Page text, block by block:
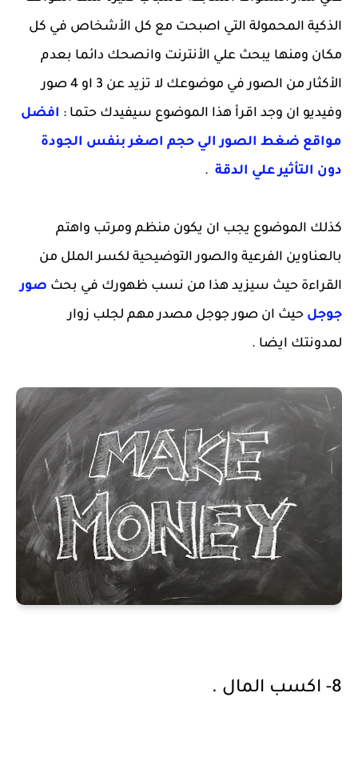
الذكية المحمولة التي اصبحت مع كل الأشخاص في كل
مكان ومنها يبحث علي الأنترنت وانصحك دائما بعدم
الأكثار من الصور في موضوعك لا تزيد عن 3 او 4 صور
وفيديو ان وجد اقرأ هذا الموضوع سيفيدك حتما : افضل
مواقع ضغط الصور الي حجم اصغر بنفس الجودة
دون التأثير علي الدقة .
كذلك الموضوع يجب ان يكون منظم ومرتب واهتم
بالعناوين الفرعية والصور التوضيحية لكسر الملل من
القراءة حيث سيزيد هذا من نسب ظهورك في بحث صور
جوجل حيث ان صور جوجل مصدر مهم لجلب زوار
لمدونتك ايضا .
8- اكسب المال .